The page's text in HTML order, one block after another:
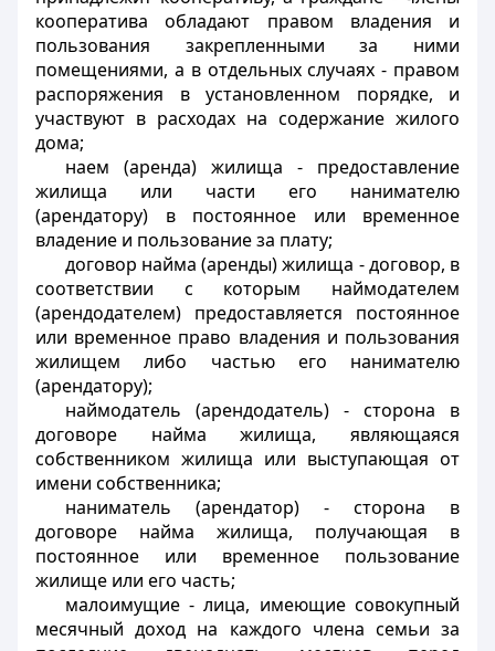
кооператива обладают правом владения и
пользования закрепленными за ними
помещениями, а в отдельных случаях - правом
распоряжения в установленном порядке, и
участвуют в расходах на содержание жилого
дома;
наем (аренда) жилища - предоставление
жилища или части его нанимателю
(арендатору) в постоянное или временное
владение и пользование за плату;
договор найма (аренды) жилища - договор, в
соответствии с которым наймодателем
(арендодателем) предоставляется постоянное
или временное право владения и пользования
жилищем либо частью его нанимателю
(арендатору);
наймодатель (арендодатель)- сторона в
договоре найма жилища, являющаяся
собственником жилища или выступающая от
имени собственника;
наниматель (арендатор)- сторона в
договоре найма жилища, получающая в
постоянное или временное пользование
жилище или его часть;
малоимущие- лица, имеющие совокупный
месячный доход на каждого члена семьи за